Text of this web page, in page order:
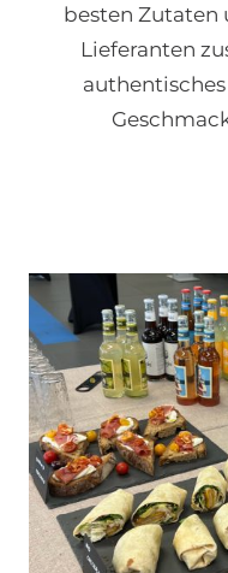
besten Zutaten
Lieferanten